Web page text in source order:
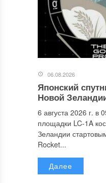
06.08.2026
Японский
Новой
6 августа 2026 г. в
площадки LC-1A
Зеландии
Rocket...
Далее